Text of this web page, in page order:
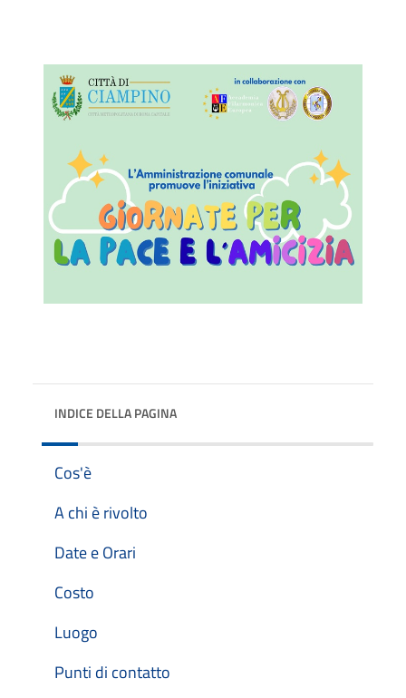
INDICE DELLA PAGINA
Cos'è
A chi è rivolto
Date e Orari
Costo
Luogo
Punti di contatto